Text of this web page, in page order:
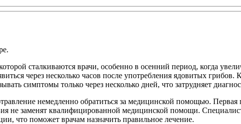
сталкиваются врачи, особенно в осенний период, когда
через несколько часов после употребления ядовитых
симптомы только через несколько дней, что затрудняет
немедленно обратиться за медицинской помощью.
не заменят квалифицированной медицинской помощи.
что поможет врачам назначить правильное лечение.